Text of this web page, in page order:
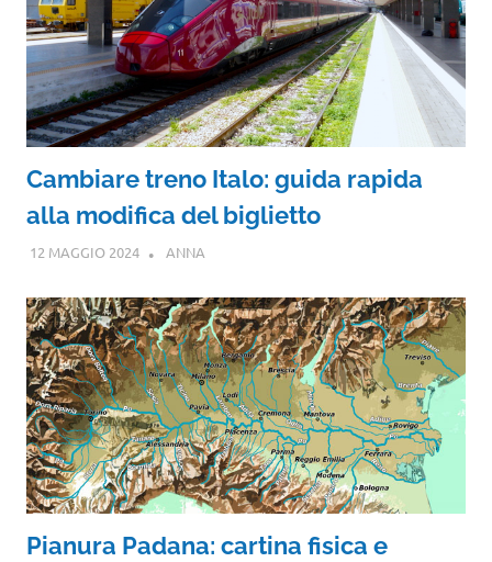
Cambiare treno Italo: guida rapida
alla modifica del biglietto
12 MAGGIO 2024 ANNA
Pianura Padana: cartina fisica e